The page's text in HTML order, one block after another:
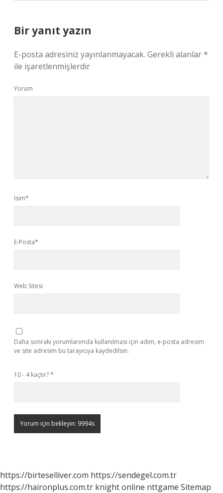
Bir yanıt yazın
E-posta adresiniz yayınlanmayacak. Gerekli alanlar*
ile işaretlenmişlerdir
Yorum
İsim*
E-Posta*
Web Sitesi
Daha sonraki yorumlarımda kullanılması için adım, e-posta adresim
ve site adresim bu tarayıcıya kaydedilsin.
10 - 4 kaçtır?*
https://birteselliver.com https://sendegel.com.tr
https://haironplus.com.tr knight online nttgame Sitemap